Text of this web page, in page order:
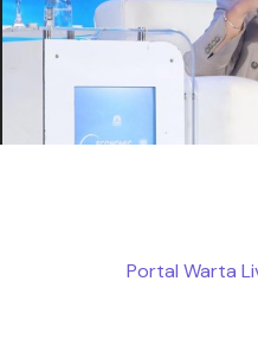
Portal Warta